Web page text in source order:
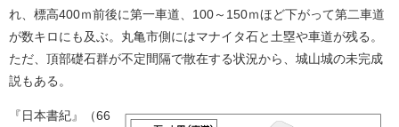
れ、標高400ｍ前後に第一車道、100～150ｍほど下がって第二車道
が数キロにも及ぶ。丸亀市側にはマナイタ石と土塁や車道が残る。
ただ、頂部礎石群が不定間隔で散在する状況から、城山城の未完成
説もある。
『日本書紀』（66